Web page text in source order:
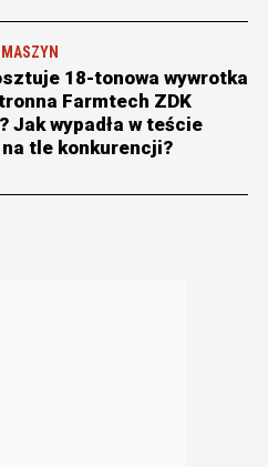
18-tonowa wywrotka
Farmtech ZDK
Jak wypadła w teście
tle konkurencji?